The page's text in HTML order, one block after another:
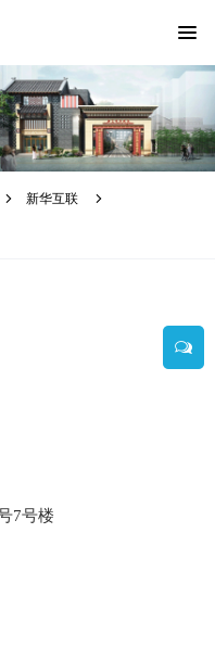
新华互联
7号楼